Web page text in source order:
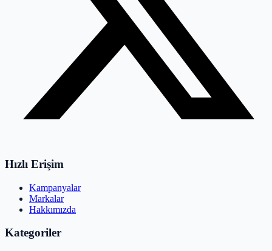
Hızlı Erişim
Kampanyalar
Markalar
Hakkımızda
Kategoriler